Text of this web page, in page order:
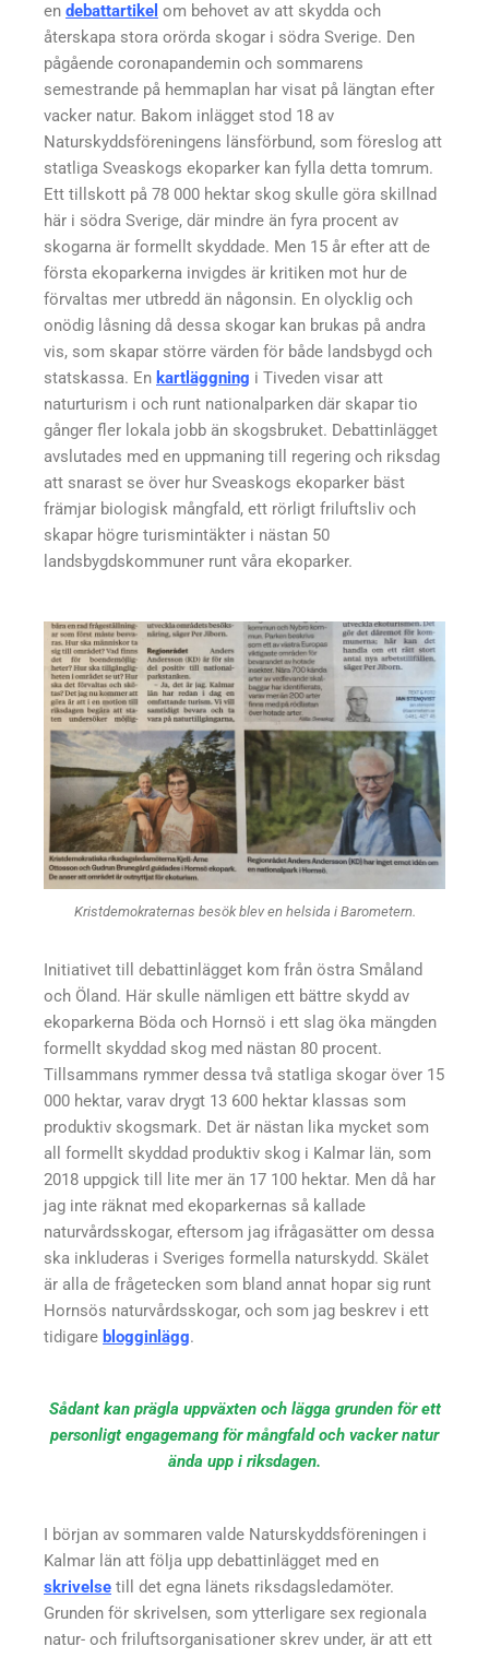
en debattartikel om behovet av att skydda och
återskapa stora orörda skogar i södra Sverige. Den
pågående coronapandemin och sommarens
semestrande på hemmaplan har visat på längtan efter
vacker natur. Bakom inlägget stod 18 av
Naturskyddsföreningens länsförbund, som föreslog att
statliga Sveaskogs ekoparker kan fylla detta tomrum.
Ett tillskott på 78 000 hektar skog skulle göra skillnad
här i södra Sverige, där mindre än fyra procent av
skogarna är formellt skyddade. Men 15 år efter att de
första ekoparkerna invigdes är kritiken mot hur de
förvaltas mer utbredd än någonsin. En olycklig och
onödig låsning då dessa skogar kan brukas på andra
vis, som skapar större värden för både landsbygd och
statskassa. En kartläggning i Tiveden visar att
naturturism i och runt nationalparken där skapar tio
gånger fler lokala jobb än skogsbruket. Debattinlägget
avslutades med en uppmaning till regering och riksdag
att snarast se över hur Sveaskogs ekoparker bäst
främjar biologisk mångfald, ett rörligt friluftsliv och
skapar högre turismintäkter i nästan 50
landsbygdskommuner runt våra ekoparker.
Kristdemokraternas besök blev en helsida i Barometern.
Initiativet till debattinlägget kom från östra Småland
och Öland. Här skulle nämligen ett bättre skydd av
ekoparkerna Böda och Hornsö i ett slag öka mängden
formellt skyddad skog med nästan 80 procent.
Tillsammans rymmer dessa två statliga skogar över 15
000 hektar, varav drygt 13 600 hektar klassas som
produktiv skogsmark. Det är nästan lika mycket som
all formellt skyddad produktiv skog i Kalmar län, som
2018 uppgick till lite mer än 17 100 hektar. Men då har
jag inte räknat med ekoparkernas så kallade
naturvårdsskogar, eftersom jag ifrågasätter om dessa
ska inkluderas i Sveriges formella naturskydd. Skälet
är alla de frågetecken som bland annat hopar sig runt
Hornsös naturvårdsskogar, och som jag beskrev i ett
tidigare blogginlägg.
Sådant kan prägla uppväxten och lägga grunden för ett
personligt engagemang för mångfald och vacker natur
ända upp i riksdagen.
I början av sommaren valde Naturskyddsföreningen i
Kalmar län att följa upp debattinlägget med en
skrivelse till det egna länets riksdagsledamöter.
Grunden för skrivelsen, som ytterligare sex regionala
natur- och friluftsorganisationer skrev under, är att ett